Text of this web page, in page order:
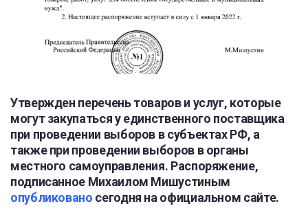
Утвержден перечень товаров и услуг, которые
могут закупаться у единственного поставщика
при проведении выборов в субъектах РФ, а
также при проведении выборов в органы
местного самоуправления. Распоряжение,
подписанное Михаилом Мишустиным
опубликовано сегодня на официальном сайте.